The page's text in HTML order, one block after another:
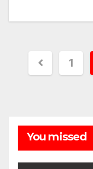
1
You missed